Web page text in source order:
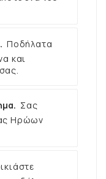
Ποδήλατα
και
Σας
Ηρώων